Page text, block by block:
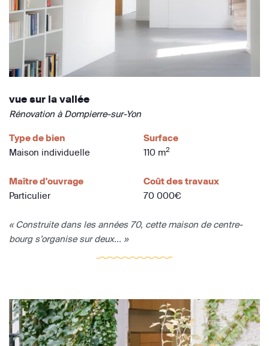
vue sur la vallée
Rénovation à Dompierre-sur-Yon
Type de bien
Maison individuelle
Surface
110 m2
Maître d'ouvrage
Particulier
Coût des travaux
70 000€
« Construite dans les années 70, cette maison de centre-
bourg s’organise sur deux... »